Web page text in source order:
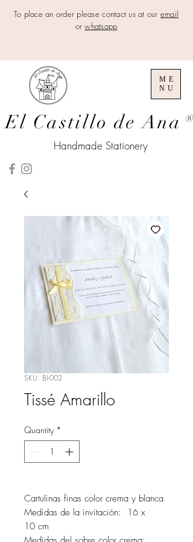
To place an order please contact us at our email
orwhatsapp
El Castillo de Ana ®
ME
NU
Handmade Stationery
SKU: BI-002
Tissé Amarillo
Quantity *
Cartulinas finas color crema y blanca
Medidas de la invitación: 16 x
10 cm